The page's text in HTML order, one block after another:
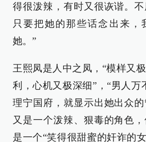
得很泼辣，有时又很诙谐。不
只要把她的那些话念出来，
她。”
王熙凤是人中之凤，“模样又
利，心机又极深细”，“男人万
理宁国府，就显示出她出众
又是一个泼辣、狠毒的角色
是一个“笑得很甜蜜的奸诈的